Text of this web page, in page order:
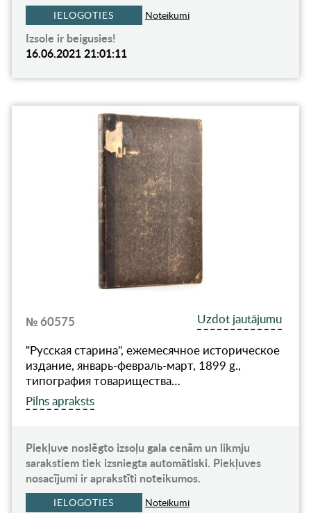
IELOGOTIES Noteikumi
Izsole ir beigusies!
16.06.2021 21:01:11
№ 60575
Uzdot jautājumu
"Русская старина", ежемесячное историческое
издание, январь-февраль-март, 1899 g.,
типография товарищества…
Pilns apraksts
Piekļuve noslēgto izsoļu gala cenām un likmju
sarakstiem tiek izsniegta automātiski. Piekļuves
nosacījumi ir aprakstīti noteikumos.
IELOGOTIES Noteikumi